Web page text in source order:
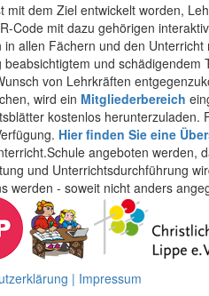
mit dem Ziel entwickelt worden,
Code mit dazu gehörigen
allen Fächern und den
beabsichtigtem und
von Lehrkräften
wird ein Mitgliederbereich
kostenlos herunterzuladen.
Hier finden Sie eine
angeboten werden,
und Unterrichtsdurchführung
werden - soweit nicht anders
| Impressum